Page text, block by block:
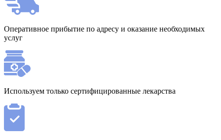
Оперативное прибытие по адресу и оказание необходимых
услуг
Используем только сертифицированные лекарства